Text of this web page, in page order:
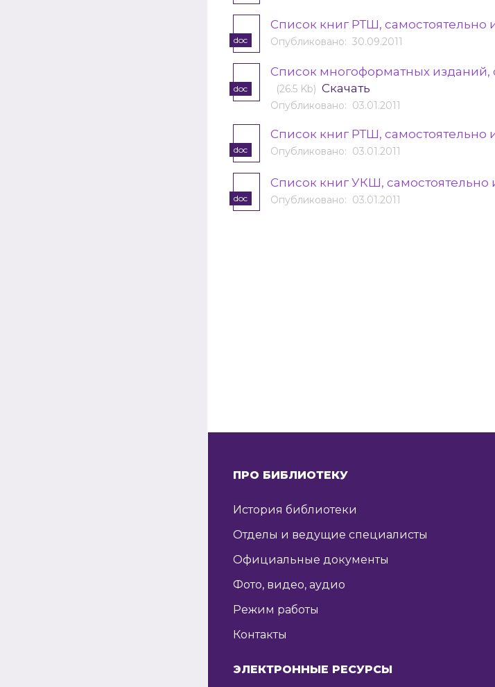
doc
Cписок книг РТШ, самостоятельно
Опубликовано: 30.09.2011
doc
Список многоформатных изданий,
(26.5 Kb) Скачать
Опубликовано: 03.01.2011
doc
Список книг РТШ, самостоятельно
Опубликовано: 03.01.2011
doc
Список книг УКШ, самостоятельно
Опубликовано: 03.01.2011
ПРО БИБЛИОТЕКУ
История библиотеки
Отделы и ведущие специалисты
Официальные документы
Фото, видео, аудио
Режим работы
Контакты
ЭЛЕКТРОННЫЕ РЕСУРСЫ